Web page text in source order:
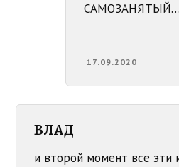
17.09.2020
ВЛАД
и второй момент все эти